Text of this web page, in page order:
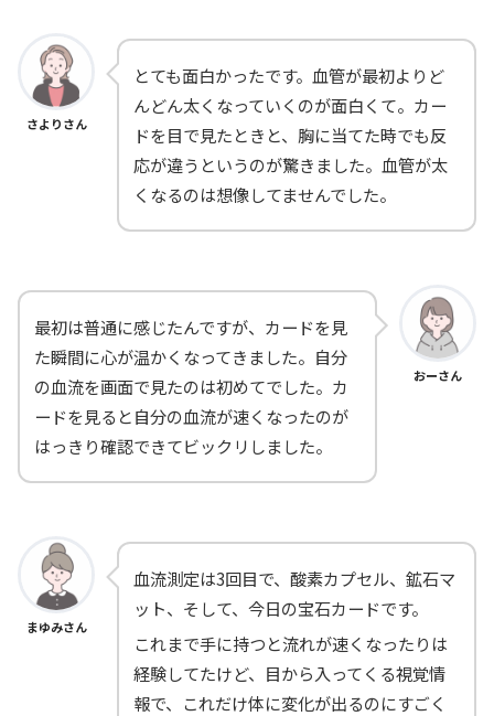
さよりさん
とても面白かったです。血管が最初よりど
んどん太くなっていくのが面白くて。カー
ドを目で見たときと、胸に当てた時でも反
応が違うというのが驚きました。血管が太
くなるのは想像してませんでした。
おーさん
最初は普通に感じたんですが、カードを見
た瞬間に心が温かくなってきました。自分
の血流を画面で見たのは初めてでした。カ
ードを見ると自分の血流が速くなったのが
はっきり確認できてビックリしました。
まゆみさん
血流測定は3回目で、酸素カプセル、鉱石マ
ット、そして、今日の宝石カードです。
これまで手に持つと流れが速くなったりは
経験してたけど、目から入ってくる視覚情
報で、これだけ体に変化が出るのにすごく